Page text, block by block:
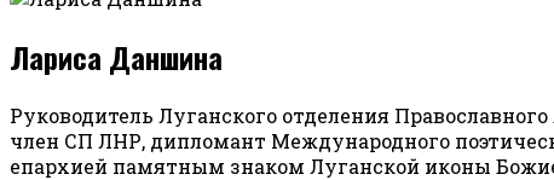
Лариса Даншина
Руководитель Луганского отделения
член СП ЛНР, дипломант Международного
епархией памятным знаком Луганской иконы